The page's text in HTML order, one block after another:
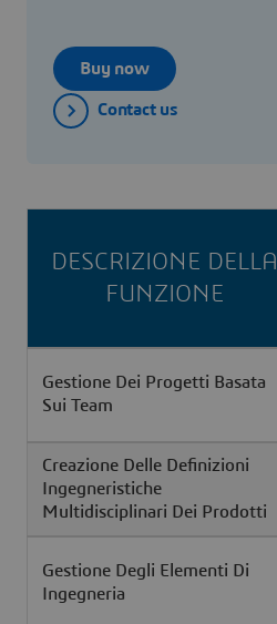
Buy now
Contact us
DESCRIZIONE DELLA
FUNZIONE
Gestione Dei Progetti Basata
Sui Team
Creazione Delle Definizioni
Ingegneristiche
Multidisciplinari Dei Prodotti
Gestione Degli Elementi Di
Ingegneria